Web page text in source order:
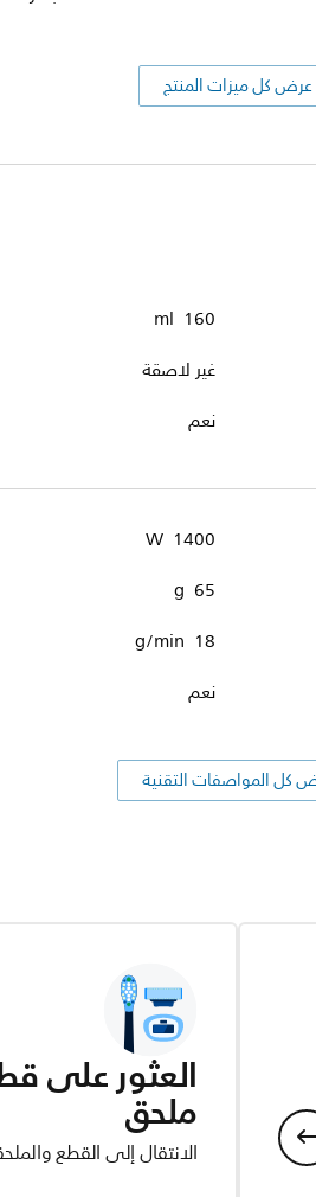
عرض كل ميزات المنتج
160 ml
غير لاصقة
نعم
1400 W
65 g
18 g/min
نعم
كل المواصفات التقنية
العثور على
ملحق
الانتقال إلى القطع